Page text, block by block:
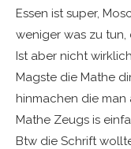
Essen ist super,
weniger was zu tun,
Ist aber nicht
Magste die Mathe
hinmachen die
Mathe Zeugs is
Btw die Schrift